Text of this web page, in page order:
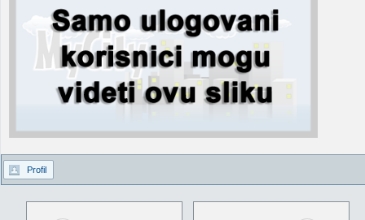
Profil